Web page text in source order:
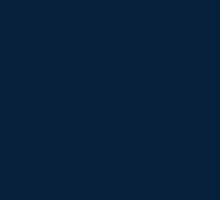
không ngừng cải tiến
Proxy ở
định, giúp
mà. Sẽ ủng
Bạn